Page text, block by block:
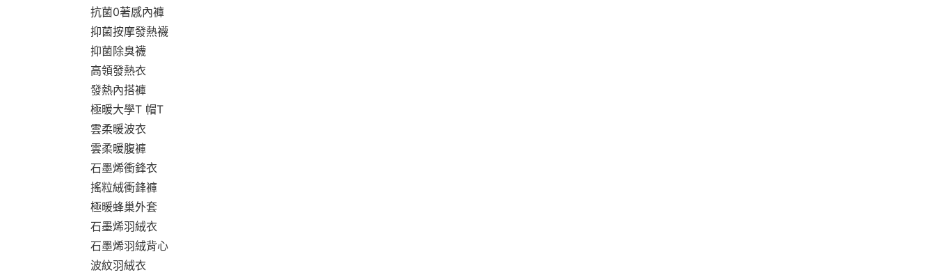
抗菌0著感內褲
抑菌按摩發熱襪
抑菌除臭襪
高領發熱衣
發熱內搭褲
極暖大學T 帽T
雲柔暖波衣
雲柔暖腹褲
石墨烯衝鋒衣
搖粒絨衝鋒褲
極暖蜂巢外套
石墨烯羽絨衣
石墨烯羽絨背心
波紋羽絨衣